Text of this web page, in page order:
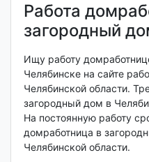
Работа
загородный
Ищу работу
Челябинске на сайте
Челябинской области.
загородный дом в
На постоянную работу
домработница в
Челябинской области.